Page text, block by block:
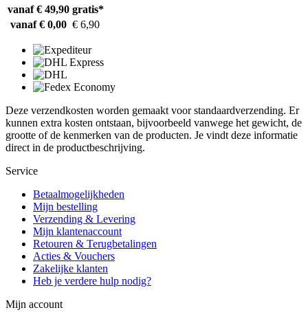
vanaf € 49,90 gratis*
vanaf € 0,00 € 6,90
Deze verzendkosten worden gemaakt voor standaardverzending. Er
kunnen extra kosten ontstaan, bijvoorbeeld vanwege het gewicht, de
grootte of de kenmerken van de producten. Je vindt deze informatie
direct in de productbeschrijving.
Service
Betaalmogelijkheden
Mijn bestelling
Verzending & Levering
Mijn klantenaccount
Retouren & Terugbetalingen
Acties & Vouchers
Zakelijke klanten
Heb je verdere hulp nodig?
Mijn account